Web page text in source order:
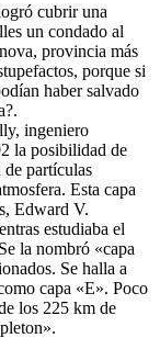
cubrir una
un condado al
provincia más
porque si
haber salvado
ingeniero
la posibilidad de
de partículas
Esta capa
Edward V.
estudiaba el
la nombró «capa
Se halla a
capa «E». Poco
los 225 km de